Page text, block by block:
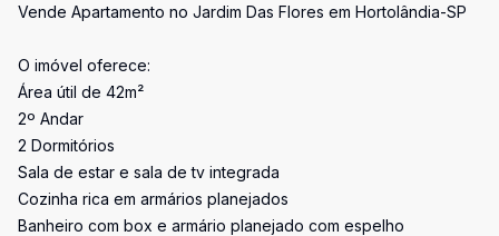
Vende Apartamento no Jardim Das Flores em Hortolândia-SP
O imóvel oferece:
Área útil de 42m²
2º Andar
2 Dormitórios
Sala de estar e sala de tv integrada
Cozinha rica em armários planejados
Banheiro com box e armário planejado com espelho